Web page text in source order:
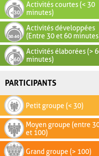
Activités courtes (< 30
minutes)
Activités développées
(Entre 30 et 60
Activités élaborées (>
minutes)
PARTICIPANTS
Petit groupe (< 30)
Moyen groupe (entre
et 100)
Grand groupe (> 100)